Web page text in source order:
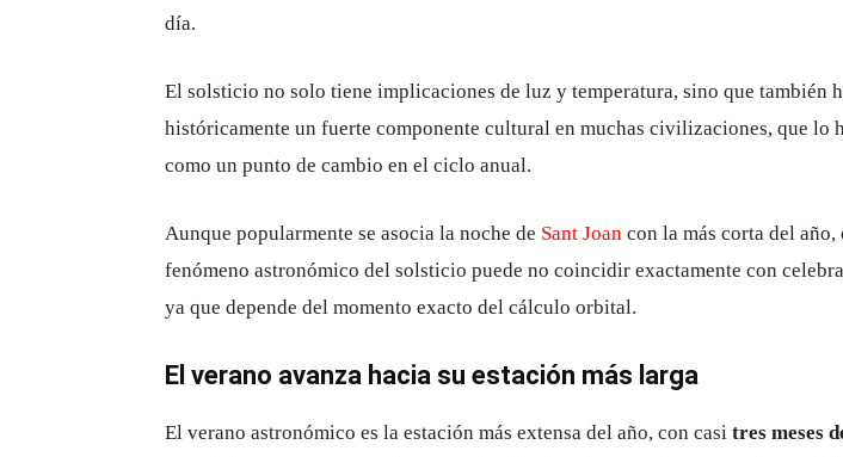
día.
El solsticio no solo tiene implicaciones de luz y temperatura, sino que también
históricamente un fuerte componente cultural en muchas civilizaciones, que lo
como un punto de cambio en el ciclo anual.
Aunque popularmente se asocia la noche de Sant Joan con la más corta del
fenómeno astronómico del solsticio puede no coincidir exactamente con
ya que depende del momento exacto del cálculo orbital.
El verano avanza hacia su estación más larga
El verano astronómico es la estación más extensa del año, con casi tres meses